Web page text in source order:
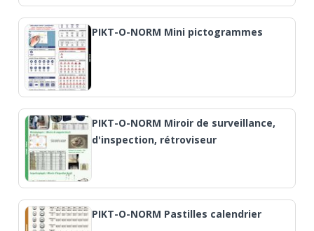
PIKT-O-NORM Mini pictogrammes
PIKT-O-NORM Miroir de surveillance,
d'inspection, rétroviseur
PIKT-O-NORM Pastilles calendrier